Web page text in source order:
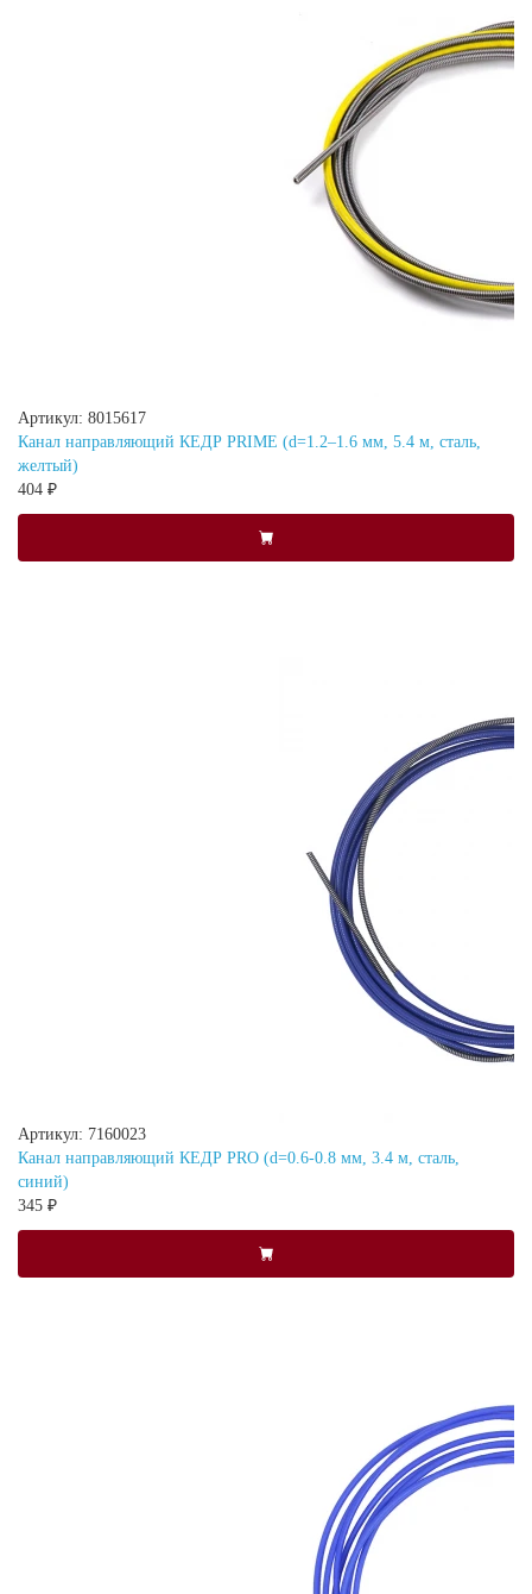
Артикул: 8015617
Канал направляющий КЕДР PRIME (d=1.2–1.6 мм, 5.4 м, сталь,
желтый)
404 ₽
Артикул: 7160023
Канал направляющий КЕДР PRO (d=0.6-0.8 мм, 3.4 м, сталь,
синий)
345 ₽